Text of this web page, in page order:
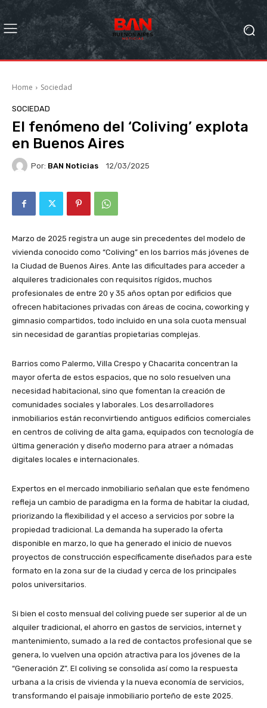
Home Sociedad
SOCIEDAD
El fenómeno del ‘Coliving’ explota
en Buenos Aires
Por: BAN Noticias 12/03/2025
Marzo de 2025 registra un auge sin precedentes del modelo de
vivienda conocido como “Coliving” en los barrios más jóvenes de
la Ciudad de Buenos Aires. Ante las dificultades para acceder a
alquileres tradicionales con requisitos rígidos, muchos
profesionales de entre 20 y 35 años optan por edificios que
ofrecen habitaciones privadas con áreas de cocina, coworking y
gimnasio compartidos, todo incluido en una sola cuota mensual
sin necesidad de garantías propietarias complejas.
Barrios como Palermo, Villa Crespo y Chacarita concentran la
mayor oferta de estos espacios, que no solo resuelven una
necesidad habitacional, sino que fomentan la creación de
comunidades sociales y laborales. Los desarrolladores
inmobiliarios están reconvirtiendo antiguos edificios comerciales
en centros de coliving de alta gama, equipados con tecnología de
última generación y diseño moderno para atraer a nómadas
digitales locales e internacionales.
Expertos en el mercado inmobiliario señalan que este fenómeno
refleja un cambio de paradigma en la forma de habitar la ciudad,
priorizando la flexibilidad y el acceso a servicios por sobre la
propiedad tradicional. La demanda ha superado la oferta
disponible en marzo, lo que ha generado el inicio de nuevos
proyectos de construcción específicamente diseñados para este
formato en la zona sur de la ciudad y cerca de los principales
polos universitarios.
Si bien el costo mensual del coliving puede ser superior al de un
alquiler tradicional, el ahorro en gastos de servicios, internet y
mantenimiento, sumado a la red de contactos profesional que se
genera, lo vuelven una opción atractiva para los jóvenes de la
“Generación Z”. El coliving se consolida así como la respuesta
urbana a la crisis de vivienda y la nueva economía de servicios,
transformando el paisaje inmobiliario porteño de este 2025.